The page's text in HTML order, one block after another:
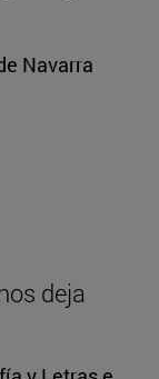
Navarra
deja